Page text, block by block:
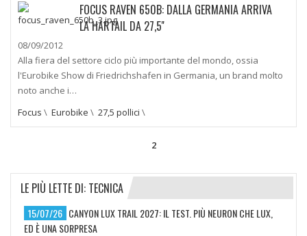
FOCUS RAVEN 650B: DALLA GERMANIA ARRIVA
LA HARTAIL DA 27,5''
08/09/2012
Alla fiera del settore ciclo più importante del mondo, ossia
l'Eurobike Show di Friedrichshafen in Germania, un brand molto
noto anche i…
Focus \ Eurobike \ 27,5 pollici \
2
LE PIÙ LETTE DI: TECNICA
15/07/26 CANYON LUX TRAIL 2027: IL TEST. PIÙ NEURON CHE LUX,
ED È UNA SORPRESA